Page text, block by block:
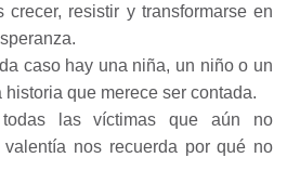
crecer, resistir y transformarse en
caso hay una niña, un niño o un
que merece ser contada.
las víctimas que aún no
valentía nos recuerda por qué no